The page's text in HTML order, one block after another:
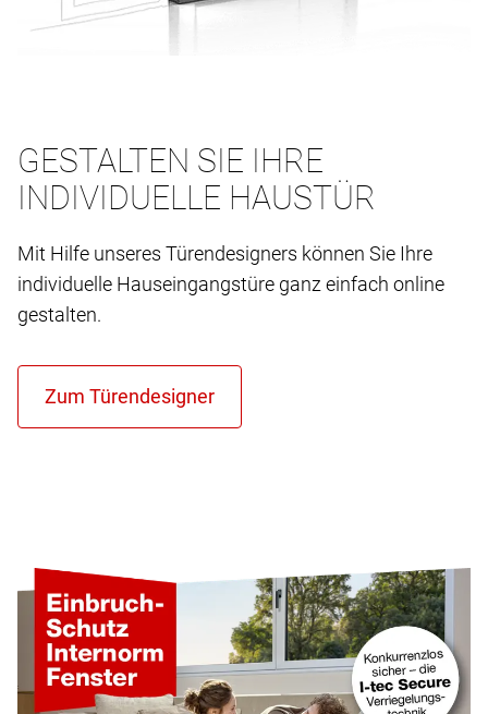
GESTALTEN SIE IHRE
INDIVIDUELLE HAUSTÜR
Mit Hilfe unseres Türendesigners können Sie Ihre
individuelle Hauseingangstüre ganz einfach online
gestalten.